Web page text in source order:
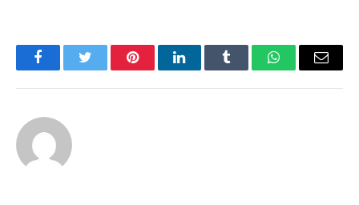
FacebookTwitter PinterestLinkedInTumblr WhatsAppEmail